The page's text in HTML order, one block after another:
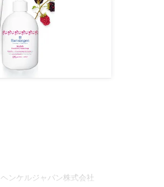
ヘンケルジャパン株式会社